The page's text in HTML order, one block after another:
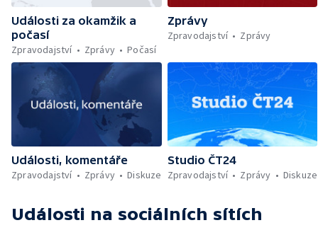
Wales nepodpoří Infantina do vedení FIFA —
Rozkol turecké opozice — Dokončená
rekonstrukce křižovatky Mileta — Problémy
se zřizováním dětských skupin — První
člověk, který přeplaval Baltské moře —
Práce v zemědělství během vysokých
teplot — Tvůrčí přestávka Ariany Grande —
Přemnožení krokodýlů na Borneu — Český
hlas ve vesmíru
Události za okamžik a
počasí
Zpravodajství
Zprávy Počasí
Zprávy
Zpravodajství
Zprávy
Události, komentáře
Zpravodajství
Zprávy Diskuze
Studio ČT24
Zpravodajství
Zprávy Diskuze
Události na sociálních sítích